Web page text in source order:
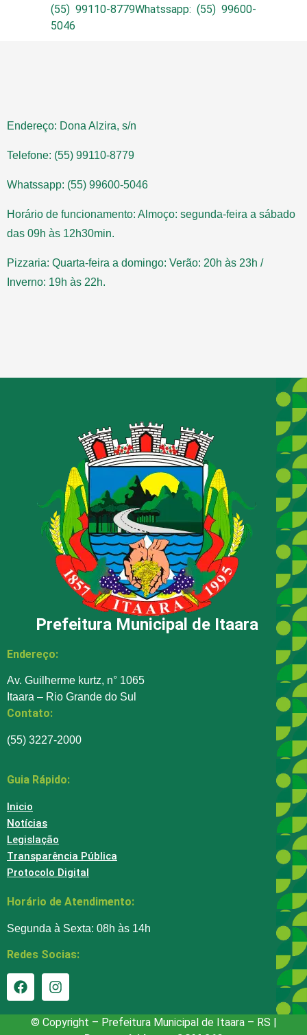
(55) 99110-8779Whatssapp: (55) 99600-
5046
Endereço: Dona Alzira, s/n
Telefone: (55) 99110-8779
Whatssapp: (55) 99600-5046
Horário de funcionamento: Almoço: segunda-feira a sábado
das 09h às 12h30min.
Pizzaria: Quarta-feira a domingo: Verão: 20h às 23h /
Inverno: 19h às 22h.
Prefeitura Municipal de Itaara
Endereço:
Av. Guilherme kurtz, n° 1065
Itaara – Rio Grande do Sul
Contato:
(55) 3227-2000
Guia Rápido:
Inicio
Notícias
Legislação
Transparência Pública
Protocolo Digital
Horário de Atendimento:
Segunda à Sexta: 08h às 14h
Redes Socias:
© Copyright – Prefeitura Municipal de Itaara – RS |